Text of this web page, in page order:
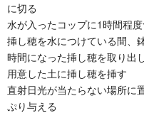
に切る
水が入ったコップに1時間程度
挿し穂を水につけている間、
時間になった挿し穂を取り出
用意した土に挿し穂を挿す
直射日光が当たらない場所に
ぷり与える